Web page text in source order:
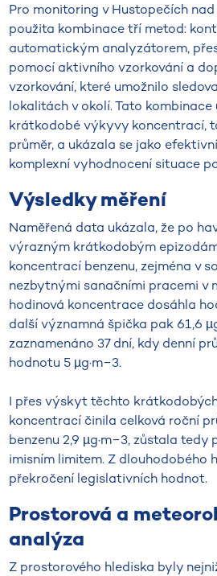
Pro monitoring v Hustopečích
použita kombinace tří metod:
automatickým analyzátorem,
pomocí aktivního vzorkování a
vzorkování, které umožnilo
lokalitách v okolí. Tato
krátkodobé výkyvy koncentrací,
průměr, a ukázala se jako
komplexní vyhodnocení situace
Výsledky měření
Naměřená data ukázala, že po
výrazným krátkodobým
koncentrací benzenu, zejména v
nezbytnými sanačními pracemi v
hodinová koncentrace dosáhla
další významná špička pak 61,6
zaznamenáno 37 dní, kdy denní
hodnotu 5 µg·m−3.
I přes výskyt těchto
koncentrací činila celková roční
benzenu 2,9 µg·m−3, zůstala tedy
imisním limitem. Z dlouhodobého
překročení legislativních hodnot.
Prostorová a
analýza
Z prostorového hlediska byly